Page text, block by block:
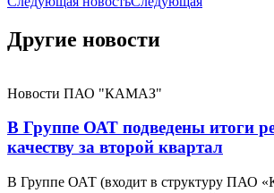
Другие новости
Новости ПАО "КАМАЗ"
В Группе ОАТ подведены итоги
качеству за второй квартал
В Группе ОАТ (входит в структуру ПАО